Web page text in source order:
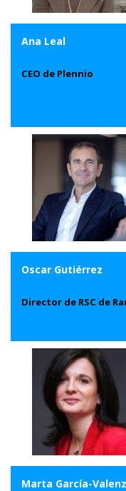
Ana Leal
CEO de Plennio
Oscar Gutiérrez
Director de RSC de
Marta García-